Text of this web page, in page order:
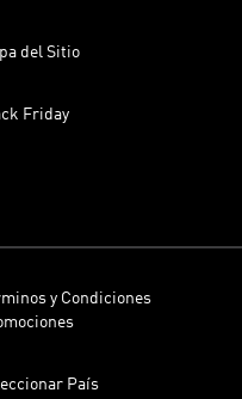
del Sitio
Friday
y Condiciones
País